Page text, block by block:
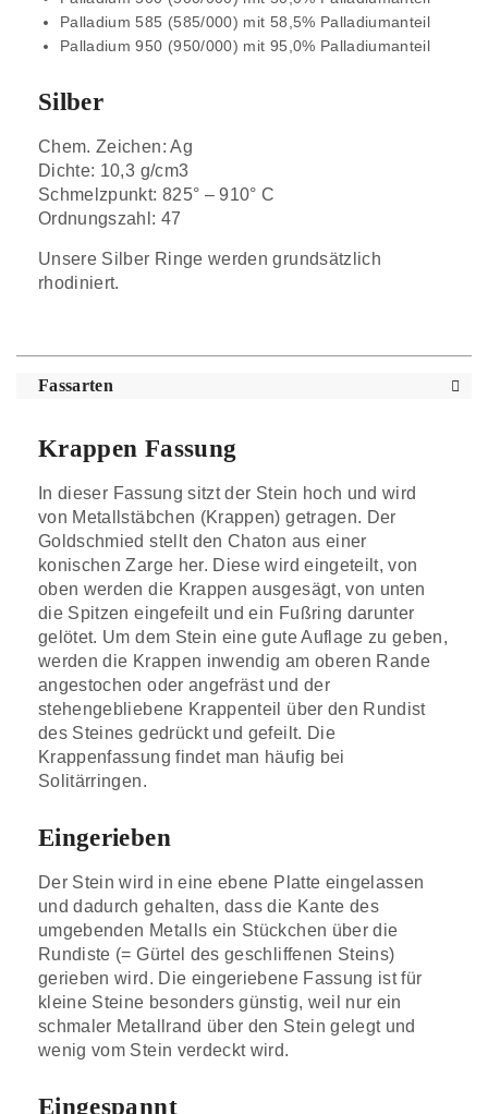
Palladium 585 (585/000) mit 58,5% Palladiumanteil
Palladium 950 (950/000) mit 95,0% Palladiumanteil
Silber
Chem. Zeichen: Ag
Dichte: 10,3 g/cm3
Schmelzpunkt: 825° – 910° C
Ordnungszahl: 47
Unsere Silber Ringe werden grundsätzlich
rhodiniert.
Fassarten
Krappen Fassung
In dieser Fassung sitzt der Stein hoch und wird
von Metallstäbchen (Krappen) getragen. Der
Goldschmied stellt den Chaton aus einer
konischen Zarge her. Diese wird eingeteilt, von
oben werden die Krappen ausgesägt, von unten
die Spitzen eingefeilt und ein Fußring darunter
gelötet. Um dem Stein eine gute Auflage zu geben,
werden die Krappen inwendig am oberen Rande
angestochen oder angefräst und der
stehengebliebene Krappenteil über den Rundist
des Steines gedrückt und gefeilt. Die
Krappenfassung findet man häufig bei
Solitärringen.
Eingerieben
Der Stein wird in eine ebene Platte eingelassen
und dadurch gehalten, dass die Kante des
umgebenden Metalls ein Stückchen über die
Rundiste (= Gürtel des geschliffenen Steins)
gerieben wird. Die eingeriebene Fassung ist für
kleine Steine besonders günstig, weil nur ein
schmaler Metallrand über den Stein gelegt und
wenig vom Stein verdeckt wird.
Eingespannt